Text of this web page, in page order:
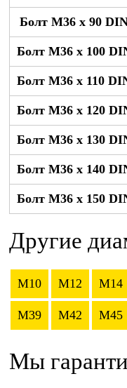
Болт М36 x 90
Болт М36 x 100
Болт М36 x 110
Болт М36 x 120
Болт М36 x 130
Болт М36 x 140
Болт М36 x 150
Другие
M10 M12 M14
M39 M42 M45
Мы